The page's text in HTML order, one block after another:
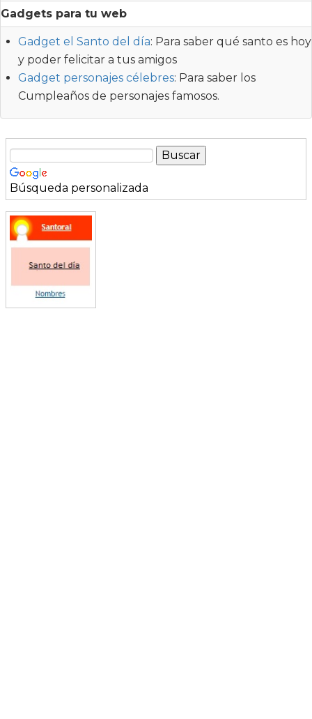
Gadgets para tu web
Gadget el Santo del día: Para saber qué santo es hoy
y poder felicitar a tus amigos
Gadget personajes célebres: Para saber los
Cumpleaños de personajes famosos.
Búsqueda personalizada